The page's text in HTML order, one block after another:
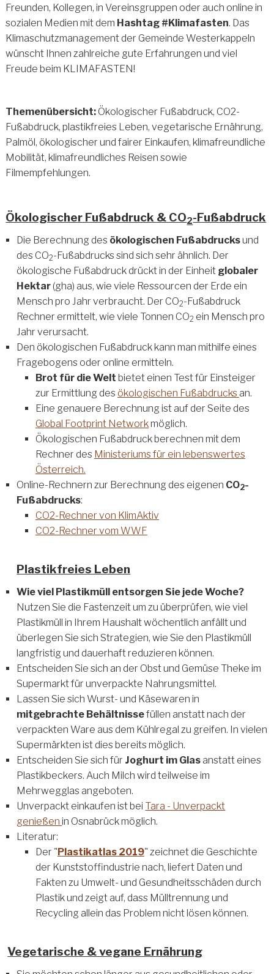
Freunden, Kollegen, in Vereinsgruppen oder auch online in
sozialen Medien mit dem Hashtag #Klimafasten. Das
Klimaschutzmanagement der Gemeinde Westerkappeln
wünscht Ihnen zahlreiche gute Erfahrungen und viel
Freude beim KLIMAFASTEN!
Themenübersicht: Ökologischer Fußabdruck, CO2-
Fußabdruck, plastikfreies Leben, vegetarische Ernährung,
Palmöl, ökologischer und fairer Einkaufen, klimafreundliche
Mobilität, klimafreundliches Reisen sowie
Filmempfehlungen.
Ökologischer Fußabdruck & CO2-Fußabdruck
Die Berechnung des ökologischen Fußabdrucksund
des CO2-Fußabdrucks sind sich sehr ähnlich. Der
ökologische Fußabdruck drückt in der Einheit globaler
Hektar(gha) aus, wie viele Ressourcen der Erde ein
Mensch pro Jahr verbraucht. Der CO2-Fußabdruck
Rechner ermittelt, wie viele Tonnen CO2 ein Mensch pro
Jahr verursacht.
Den ökologischen Fußabdruck kann man mithilfe eines
Fragebogens oder online ermitteln.
Brot für die Welt bietet einen Test für Einsteiger
zur Ermittlung des ökologischen Fußabdrucks an.
Eine genauere Berechnung ist auf der Seite des
Global Footprint Networkmöglich.
Ökologischen Fußabdruck berechnen mit dem
Rechner des Ministeriums für ein lebenswertes
Österreich.
Online-Rechnern zur Berechnung des eigenen CO2-
Fußabdrucks:
CO2-Rechner von KlimAktiv
CO2-Rechner vom WWF
Plastikfreies Leben
Wie viel Plastikmüll entsorgen Sie jede Woche?
Nutzen Sie die Fastenzeit um zu überprüfen, wie viel
Plastikmüll in Ihrem Haushalt wöchentlich anfällt und
überlegen Sie sich Strategien, wie Sie den Plastikmüll
langfristig und dauerhaft reduzieren können.
Entscheiden Sie sich an der Obst und Gemüse Theke im
Supermarkt für unverpackte Nahrungsmittel.
Lassen Sie sich Wurst- und Käsewaren in
mitgebrachte Behältnissefüllen anstatt nach der
verpackten Ware aus dem Kühlregal zu greifen. In vielen
Supermärkten ist dies bereits möglich.
Entscheiden Sie sich für Joghurt im Glas anstatt eines
Plastikbeckers. Auch Milch wird teilweise im
Mehrwegglas angeboten.
Unverpackt einkaufen ist bei Tara - Unverpackt
genießenin Osnabrück möglich.
Literatur:
Der "Plastikatlas 2019" zeichnet die Geschichte
der Kunststoffindustrie nach, liefert Daten und
Fakten zu Umwelt- und Gesundheitsschäden durch
Plastik und zeigt auf, dass Mülltrennung und
Recycling allein das Problem nicht lösen können.
Vegetarische & vegane Ernährung